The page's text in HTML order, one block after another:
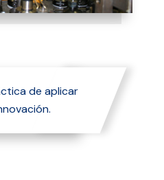
de aplicar